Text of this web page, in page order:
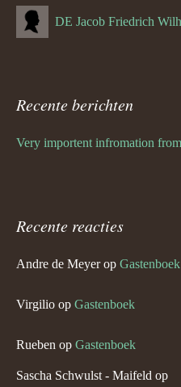
Recente berichten
Recente reacties
Andre de Meyerop Gastenboek
Virgilio op Gastenboek
Rueben op Gastenboek
Sascha Schwulst - Maifeld op